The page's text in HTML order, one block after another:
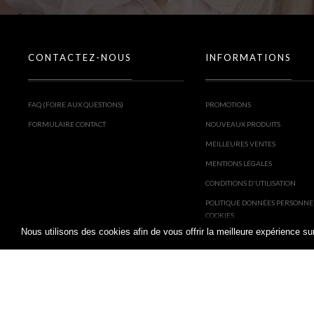
Nous utilisons des cookies afin de vous offrir la meilleure expérience
CONTACTEZ-NOUS
FAQ (FOIRE AUX QUESTIONS)
FORMULAIRE CONTACT
INFORMATIONS
PROMOTIONS
NOUVEAUX PRODUITS
MEILLEURES VENTES
MENTIONS LÉGALES
CONDITIONS D'UTILISATION
POLITIQUE DONNÉES
COOKIES
PARTENAIRES : COOKIES,